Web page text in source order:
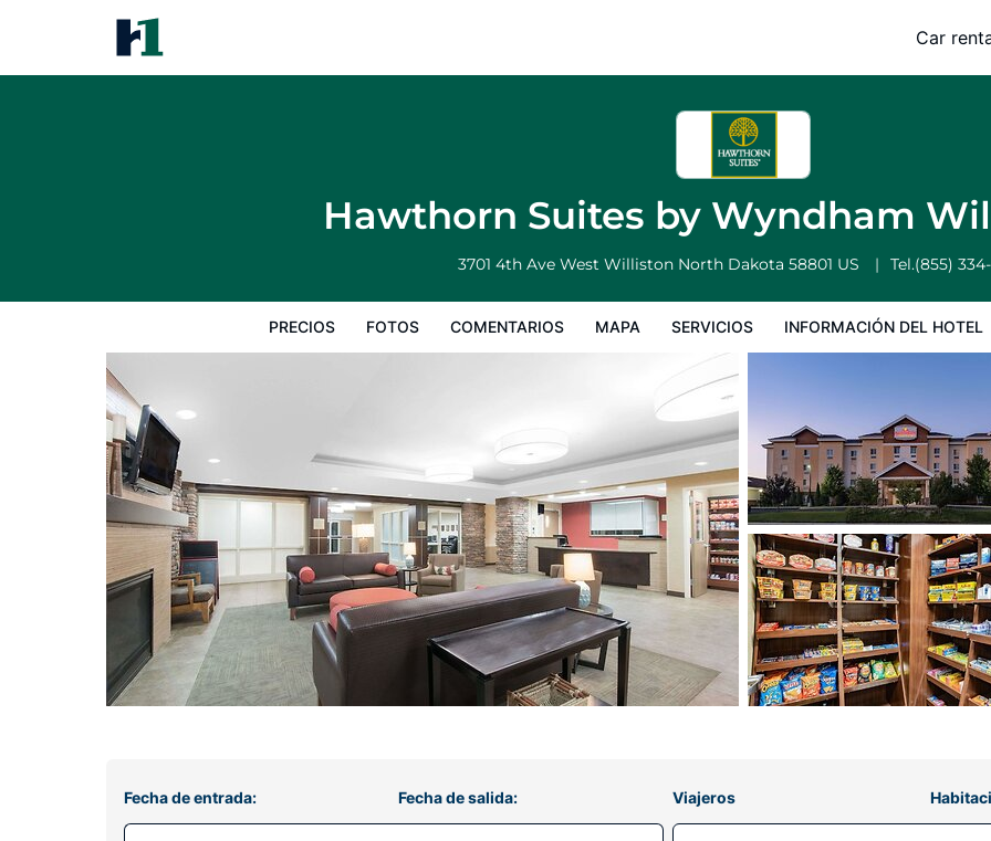
Car
Hawthorn Suites by Wyndham
3701 4th Ave West Williston North Dakota 58801 US Tel.(855)
PRECIOS FOTOS COMENTARIOS MAPA SERVICIOS INFORMACIÓN DEL HOTEL
Condiciones especiales
Fecha de entrada: Fecha de salida: Viajeros